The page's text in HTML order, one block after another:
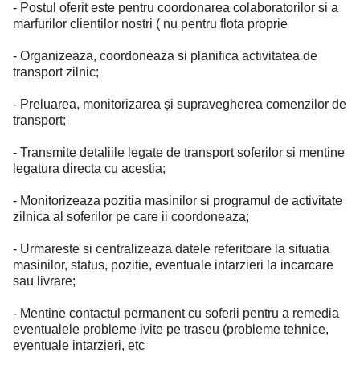
- Postul oferit este pentru coordonarea colaboratorilor si a
marfurilor clientilor nostri ( nu pentru flota proprie
- Organizeaza, coordoneaza si planifica activitatea de
transport zilnic;
- Preluarea, monitorizarea și supravegherea comenzilor de
transport;
- Transmite detaliile legate de transport soferilor si mentine
legatura directa cu acestia;
- Monitorizeaza pozitia masinilor si programul de activitate
zilnica al soferilor pe care ii coordoneaza;
- Urmareste si centralizeaza datele referitoare la situatia
masinilor, status, pozitie, eventuale intarzieri la incarcare
sau livrare;
- Mentine contactul permanent cu soferii pentru a remedia
eventualele probleme ivite pe traseu (probleme tehnice,
eventuale intarzieri, etc